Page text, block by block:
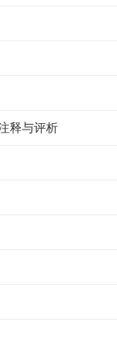
释与评析